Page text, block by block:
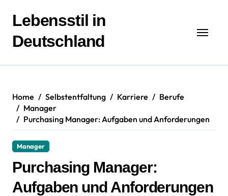
Inhalt
springen
Lebensstil in
Deutschland
Home Selbstentfaltung Karriere
Berufe
Manager
Purchasing Manager: Aufgaben und Anforderungen
Manager
Purchasing Manager:
Aufgaben und Anforderungen